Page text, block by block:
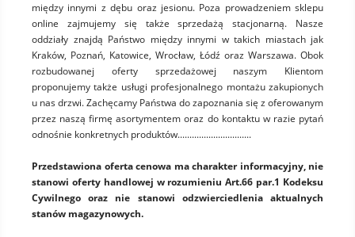
między innymi z dębu oraz jesionu. Poza prowadzeniem sklepu
online zajmujemy się także sprzedażą stacjonarną. Nasze
oddziały znajdą Państwo między innymi w takich miastach jak
Kraków, Poznań, Katowice, Wrocław, Łódź oraz Warszawa. Obok
rozbudowanej oferty sprzedażowej naszym Klientom
proponujemy także usługi profesjonalnego montażu zakupionych
u nas drzwi. Zachęcamy Państwa do zapoznania się z oferowanym
przez naszą firmę asortymentem oraz do kontaktu w razie pytań
odnośnie konkretnych produktów...............................
Przedstawiona oferta cenowa ma charakter informacyjny, nie
stanowi oferty handlowej w rozumieniu Art.66 par.1 Kodeksu
Cywilnego oraz nie stanowi odzwierciedlenia aktualnych
stanów magazynowych.